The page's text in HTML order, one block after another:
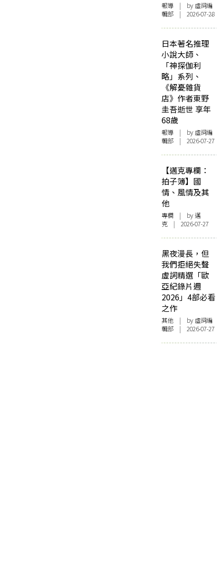
報導 | by 虛詞編
輯部 | 2026-07-28
日本著名推理
小說大師、
「神探伽利
略」系列、
《解憂雜貨
店》作者東野
圭吾逝世 享年
68歲
報導 | by 虛詞編
輯部 | 2026-07-27
【邁克專欄：
拍子簿】國
情、風情及其
他
專欄 | by邁
克 | 2026-07-27
黑夜漫長，但
我們拒絕失聲
虛詞精選「歐
亞紀錄片週
2026」4部必看
之作
其他 | by 虛詞編
輯部 | 2026-07-27